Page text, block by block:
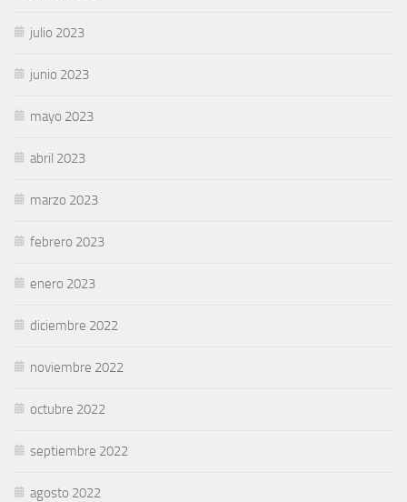
julio 2023
junio 2023
mayo 2023
abril 2023
marzo 2023
febrero 2023
enero 2023
diciembre 2022
noviembre 2022
octubre 2022
septiembre 2022
agosto 2022